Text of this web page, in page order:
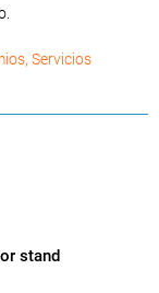
, Servicios
stand